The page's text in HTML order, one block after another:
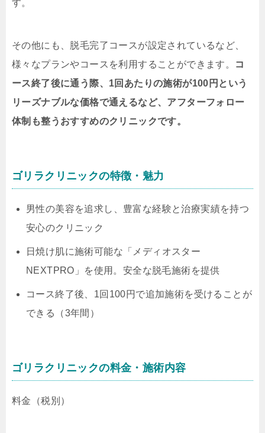
す。
その他にも、脱毛完了コースが設定されているなど、
様々なプランやコースを利用することができます。
コ
ース終了後に通う際、1回あたりの施術が100円という
リーズナブルな価格で通えるなど、アフターフォロー
体制も整うおすすめのクリニックです。
ゴリラクリニックの特徴・魅力
男性の美容を追求し、豊富な経験と治療実績を持つ
安心のクリニック
日焼け肌に施術可能な「メディオスター
NEXTPRO」を使用。安全な脱毛施術を提供
コース終了後、1回100円で追加施術を受けることが
できる（3年間）
ゴリラクリニックの料金・施術内容
料金（税別）